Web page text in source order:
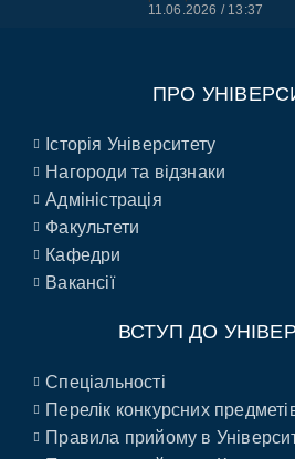
11.06.2026 13:37
ПРО
Історія Університету
Нагороди та відзнаки
Адміністрація
Факультети
Кафедри
Вакансії
ВСТУП ДО
Спеціальності
Перелік конкурсних
Правила прийому в